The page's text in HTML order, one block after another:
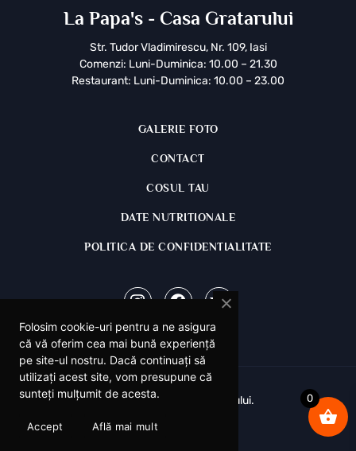
La Papa's - Casa Gratarului
Str. Tudor Vladimirescu, Nr. 109, Iasi
Comenzi: Luni-Duminica: 10.00 – 21.30
Restaurant: Luni-Duminica: 10.00 – 23.00
GALERIE FOTO
CONTACT
COSUL TAU
DATE NUTRITIONALE
POLITICA DE CONFIDENTIALITATE
FacebookTripadvisor
© La Papa's - Casa Gratarului.
Realizat de
0
Folosim cookie-uri pentru a ne asigura
că vă oferim cea mai bună experiență
pe site-ul nostru. Dacă continuați să
utilizați acest site, vom presupune că
sunteți mulțumit de acesta.
Accept Află mai mult